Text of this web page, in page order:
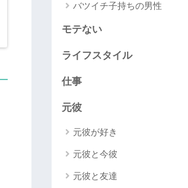
バツイチ子持ちの男性
モテない
ライフスタイル
仕事
元彼
元彼が好き
元彼と今彼
元彼と友達